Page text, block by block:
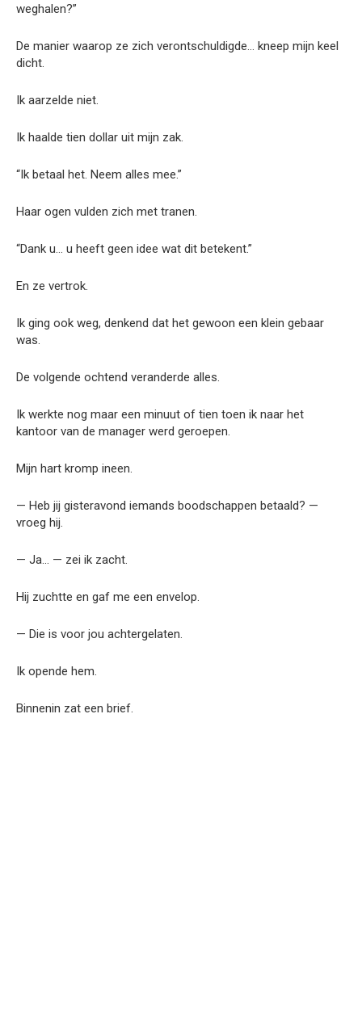
weghalen?”
De manier waarop ze zich verontschuldigde… kneep mijn keel
dicht.
Ik aarzelde niet.
Ik haalde tien dollar uit mijn zak.
“Ik betaal het. Neem alles mee.”
Haar ogen vulden zich met tranen.
“Dank u… u heeft geen idee wat dit betekent.”
En ze vertrok.
Ik ging ook weg, denkend dat het gewoon een klein gebaar
was.
De volgende ochtend veranderde alles.
Ik werkte nog maar een minuut of tien toen ik naar het
kantoor van de manager werd geroepen.
Mijn hart kromp ineen.
— Heb jij gisteravond iemands boodschappen betaald? —
vroeg hij.
— Ja… — zei ik zacht.
Hij zuchtte en gaf me een envelop.
— Die is voor jou achtergelaten.
Ik opende hem.
Binnenin zat een brief.